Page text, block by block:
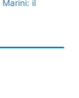
Marini: il